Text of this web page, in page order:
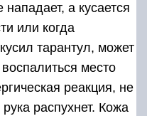
а кусается
или когда
тарантул, может
место
реакция, не
распухнет. Кожа